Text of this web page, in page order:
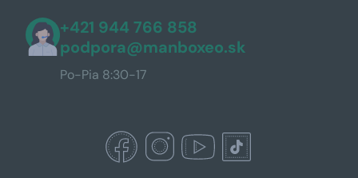
+421 944 766 858
podpora@manboxeo.sk
Po-Pia 8:30-17